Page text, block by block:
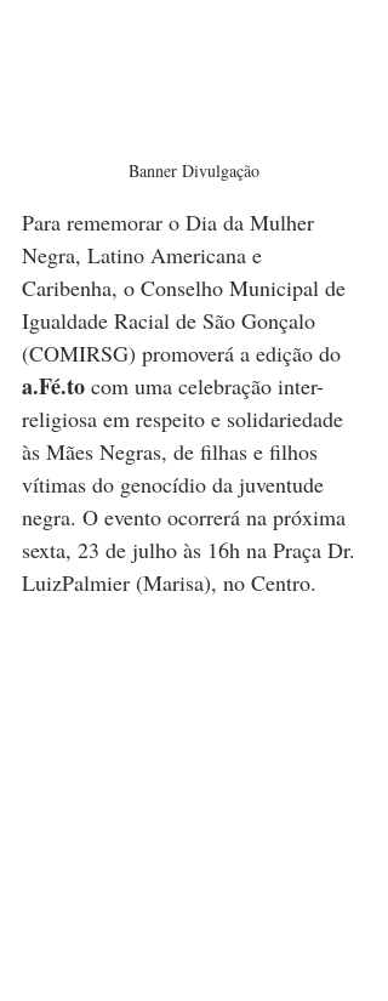
Banner Divulgação
Para rememorar o Dia da Mulher
Negra, Latino Americana e
Caribenha, o Conselho Municipal de
Igualdade Racial de São Gonçalo
(COMIRSG) promoverá a edição do
a.Fé.to com uma celebração inter-
religiosa em respeito e solidariedade
às Mães Negras, de filhas e filhos
vítimas do genocídio da juventude
negra. O evento ocorrerá na próxima
sexta, 23 de julho às 16h na Praça Dr.
LuizPalmier (Marisa), no Centro.